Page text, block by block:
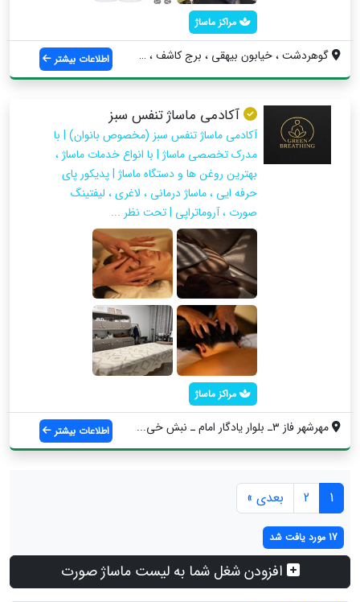
مراکز ماساژ
گوهردشت ، خیابون بیهقی ، برج کاشف ، طبقه... اطلاعات بیشتر
آکادمی ماساژ تنفس سبز
آکادمی ماساژ تنفس سبز (مخصوص بانوان) | با
مدرک تخصصی ماساژ | با انواع خدمات ماساژ ،
بهترین روغن ها و دستگاه ماساژ | پدیکور پای
حرفه ایی ، ماساژ درمانی ، لاغری ، لیفتینگ
صورت ، آروماتراپی | تحت نظر ...
مراکز ماساژ
مهرشهر فاز ۳ـ بلوار یادگار امام ـ نبش خی... اطلاعات بیشتر
1
2 بعدی »
17 مورد یافت شد
افزودن شغل شما به لیست ماساژ صورت